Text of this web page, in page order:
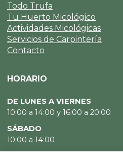
Todo Trufa
Tu Huerto Micológico
Actividades Micológicas
Servicios de Carpintería
Contacto
HORARIO
DE LUNES A VIERNES
10:00 a 14:00 y 16:00 a 20:00
SÁBADO
10:00 a 14:00